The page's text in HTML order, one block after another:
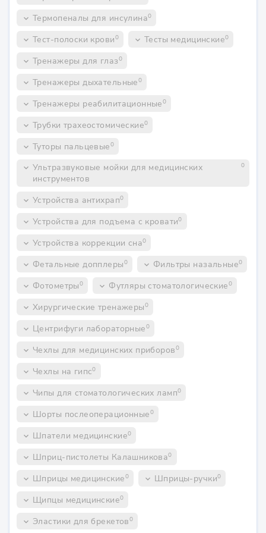
keyboard_arrow_down Термопеналы для инсулина0
keyboard_arrow_down Тест-полоски крови0 keyboard_arrow_down Тесты медицинские0
keyboard_arrow_down Тренажеры для глаз0
keyboard_arrow_down Тренажеры дыхательные0
keyboard_arrow_down Тренажеры реабилитационные0
keyboard_arrow_down Трубки трахеостомические0
keyboard_arrow_down Туторы пальцевые0
keyboard_arrow_down Ультразвуковые мойки для медицинских
инструментов
0
keyboard_arrow_down Устройства антихрап0
keyboard_arrow_down Устройства для подъема с кровати0
keyboard_arrow_down Устройства коррекции сна0
keyboard_arrow_down Фетальные допплеры0 keyboard_arrow_down Фильтры назальные0
keyboard_arrow_down Фотометры0 keyboard_arrow_down Футляры стоматологические0
keyboard_arrow_down Хирургические тренажеры0
keyboard_arrow_down Центрифуги лабораторные0
keyboard_arrow_down Чехлы для медицинских приборов0
keyboard_arrow_down Чехлы на гипс0
keyboard_arrow_down Чипы для стоматологических ламп0
keyboard_arrow_down Шорты послеоперационные0
keyboard_arrow_down Шпатели медицинские0
keyboard_arrow_down Шприц-пистолеты Калашникова0
keyboard_arrow_down Шприцы медицинские0 keyboard_arrow_down Шприцы-ручки0
keyboard_arrow_down Щипцы медицинские0
keyboard_arrow_down Эластики для брекетов0